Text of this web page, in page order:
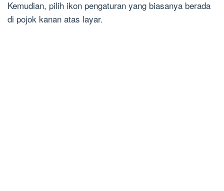
Kemudian, pilih ikon pengaturan yang biasanya berada
di pojok kanan atas layar.